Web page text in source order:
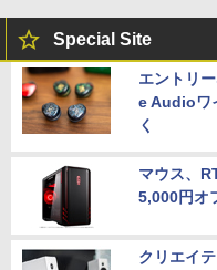
Special Site
エントリ
e Audioワ
く
マウス、
5,000円オ
クリエイ